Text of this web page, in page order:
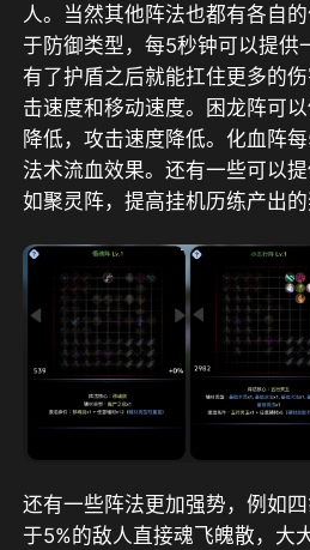
人。当然其他阵法也都有各自
于防御类型，每5秒钟可以提供
有了护盾之后就能扛住更多的
击速度和移动速度。困龙阵可
降低，攻击速度降低。化血阵
法术流血效果。还有一些可以
如聚灵阵，提高挂机历练产出的
还有一些阵法更加强势，例如
于5%的敌人直接魂飞魄散，大